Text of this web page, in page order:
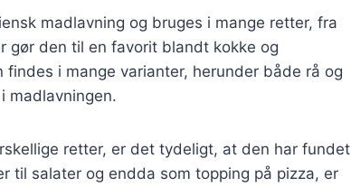
madlavning og bruges i mange retter, fra
gør den til en favorit blandt kokke og
i mange varianter, herunder både rå og
madlavningen.
retter, er det tydeligt, at den har fundet
til salater og endda som topping på pizza, er